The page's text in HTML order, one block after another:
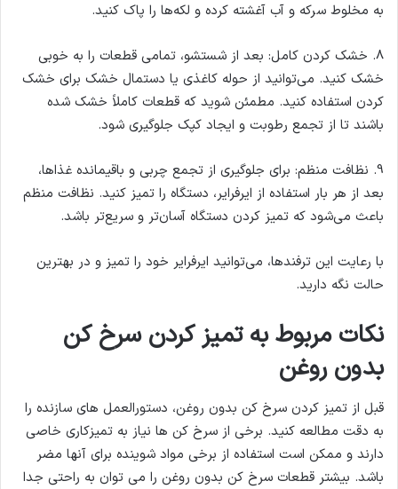
به مخلوط سرکه و آب آغشته کرده و لکه‌ها را پاک کنید.
8. خشک کردن کامل: بعد از شستشو، تمامی قطعات را به خوبی
خشک کنید. می‌توانید از حوله کاغذی یا دستمال خشک برای خشک
کردن استفاده کنید. مطمئن شوید که قطعات کاملاً خشک شده
باشند تا از تجمع رطوبت و ایجاد کپک جلوگیری شود.
9. نظافت منظم: برای جلوگیری از تجمع چربی و باقیمانده غذاها،
بعد از هر بار استفاده از ایرفرایر، دستگاه را تمیز کنید. نظافت منظم
باعث می‌شود که تمیز کردن دستگاه آسان‌تر و سریع‌تر باشد.
با رعایت این ترفندها، می‌توانید ایرفرایر خود را تمیز و در بهترین
حالت نگه دارید.
نکات مربوط به تمیز کردن سرخ کن
بدون روغن
قبل از تمیز کردن سرخ کن بدون روغن، دستورالعمل های سازنده را
به دقت مطالعه کنید. برخی از سرخ کن ها نیاز به تمیزکاری خاصی
دارند و ممکن است استفاده از برخی مواد شوینده برای آنها مضر
باشد. بیشتر قطعات سرخ کن بدون روغن را می توان به راحتی جدا